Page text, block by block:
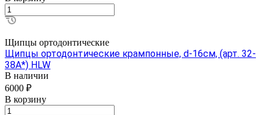
Щипцы ортодонтические
Щипцы ортодонтические крампонные, d-16см, (арт. 32-
38A*) HLW
В наличии
6000 ₽
В корзину